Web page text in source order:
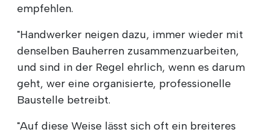
empfehlen.
"Handwerker neigen dazu, immer wieder mit
denselben Bauherren zusammenzuarbeiten,
und sind in der Regel ehrlich, wenn es darum
geht, wer eine organisierte, professionelle
Baustelle betreibt.
"Auf diese Weise lässt sich oft ein breiteres